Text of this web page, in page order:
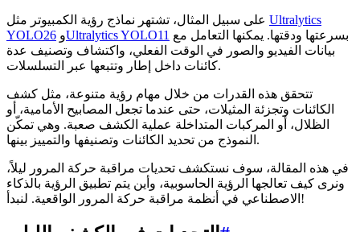
Ultralytics
YOLO26 وUltralytics YOLO11
بيانات الفيديو والصور في الوقت الفعلي، واكتشاف وتصنيف عدة
كائنات داخل إطار وتتبعها عبر التسلسلات.
تتحقق هذه القدرات من خلال مهام رؤية متنوعة، مثل كشف
الكائنات وتجزئة المثيلات، حتى عندما تجعل المصابيح الأمامية، أو
الظلال، أو المركبات المتداخلة عملية الكشف صعبة. وهي تمكّن
النموذج من تحديد الكائنات وتصنيفها والتمييز بينها.
في هذه المقالة، سوف نستكشف تحديات مراقبة حركة المرور ليلاً،
ونرى كيف تعالجها الرؤية الحاسوبية، وأين يتم تطبيق الرؤية بالذكاء
الاصطناعي في أنظمة مراقبة حركة المرور الواقعية. لنبدأ!